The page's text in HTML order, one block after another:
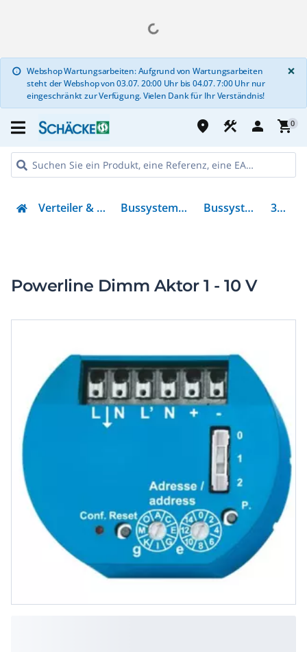
info Webshop Wartungsarbeiten: Aufgrund von Wartungsarbeiten
steht der Webshop von 03.07. 20:00 Uhr bis 04.07. 7:00 Uhr nur
eingeschränkt zur Verfügung. Vielen Dank für Ihr Verständnis!
×
place construction person shopping_cart0
Verteiler & Energieverteilung Bussysteme & Komponenten Bussystem-Dimmaktor 31100006
Powerline Dimm Aktor 1 - 10 V